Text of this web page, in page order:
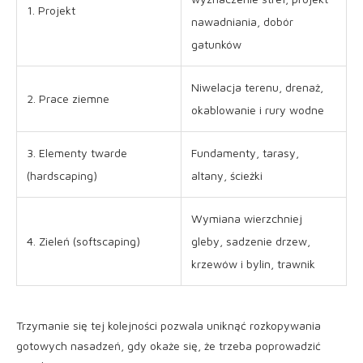
1. Projekt
nawadniania, dobór
gatunków
2. Prace ziemne
Niwelacja terenu, drenaż,
okablowanie i rury wodne
3. Elementy twarde
(hardscaping)
Fundamenty, tarasy,
altany, ścieżki
4. Zieleń (softscaping)
Wymiana wierzchniej
gleby, sadzenie drzew,
krzewów i bylin, trawnik
Trzymanie się tej kolejności pozwala uniknąć rozkopywania
gotowych nasadzeń, gdy okaże się, że trzeba poprowadzić